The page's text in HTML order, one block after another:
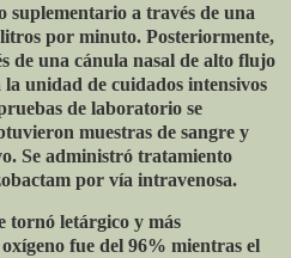
suplementario a través de una
por minuto. Posteriormente,
de una cánula nasal de alto flujo
unidad de cuidados intensivos
de laboratorio se
muestras de sangre y
Se administró tratamiento
por vía intravenosa.
tornó letárgico y más
fue del 96% mientras el